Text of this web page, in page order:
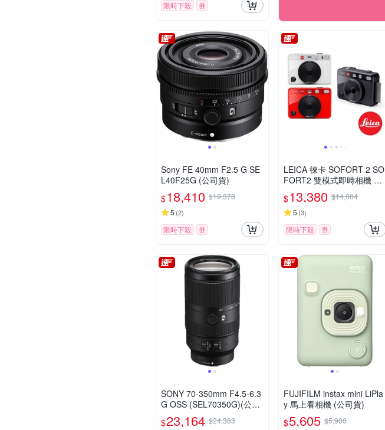
限時下殺 券
Sony FE 40mm F2.5 G SE
L40F25G (公司貨)
$18,410 $19,378
5 (2)
限時下殺 券
LEICA 徠卡 SOFORT 2 SO
FORT2 雙模式即時相機 公
司貨
$13,380 $14,084
5 (3)
限時下殺 券
SONY 70-350mm F4.5-6.3
G OSS (SEL70350G)(公司
貨)
$23,164 $24,383
FUJIFILM instax mini LiPla
y 馬上看相機 (公司貨)
$5,605 $5,900